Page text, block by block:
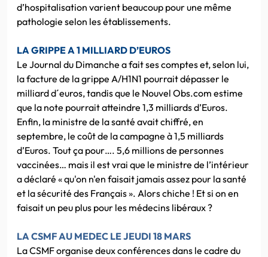
d’hospitalisation varient beaucoup pour une même
pathologie selon les établissements.
LA GRIPPE A 1 MILLIARD D’EUROS
Le Journal du Dimanche a fait ses comptes et, selon lui,
la facture de la grippe A/H1N1 pourrait dépasser le
milliard d´euros, tandis que le Nouvel Obs.com estime
que la note pourrait atteindre 1,3 milliards d’Euros.
Enfin, la ministre de la santé avait chiffré, en
septembre, le coût de la campagne à 1,5 milliards
d’Euros. Tout ça pour…. 5,6 millions de personnes
vaccinées… mais il est vrai que le ministre de l’intérieur
a déclaré « qu'on n'en faisait jamais assez pour la santé
et la sécurité des Français ». Alors chiche ! Et si on en
faisait un peu plus pour les médecins libéraux ?
LA CSMF AU MEDEC LEJEUDI 18 MARS
La CSMF organise deux conférences dans le cadre du